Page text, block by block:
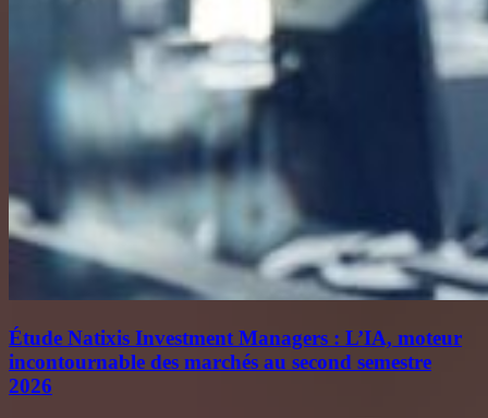
Étude Natixis Investment Managers : L’IA, moteur
incontournable des marchés au second semestre
2026